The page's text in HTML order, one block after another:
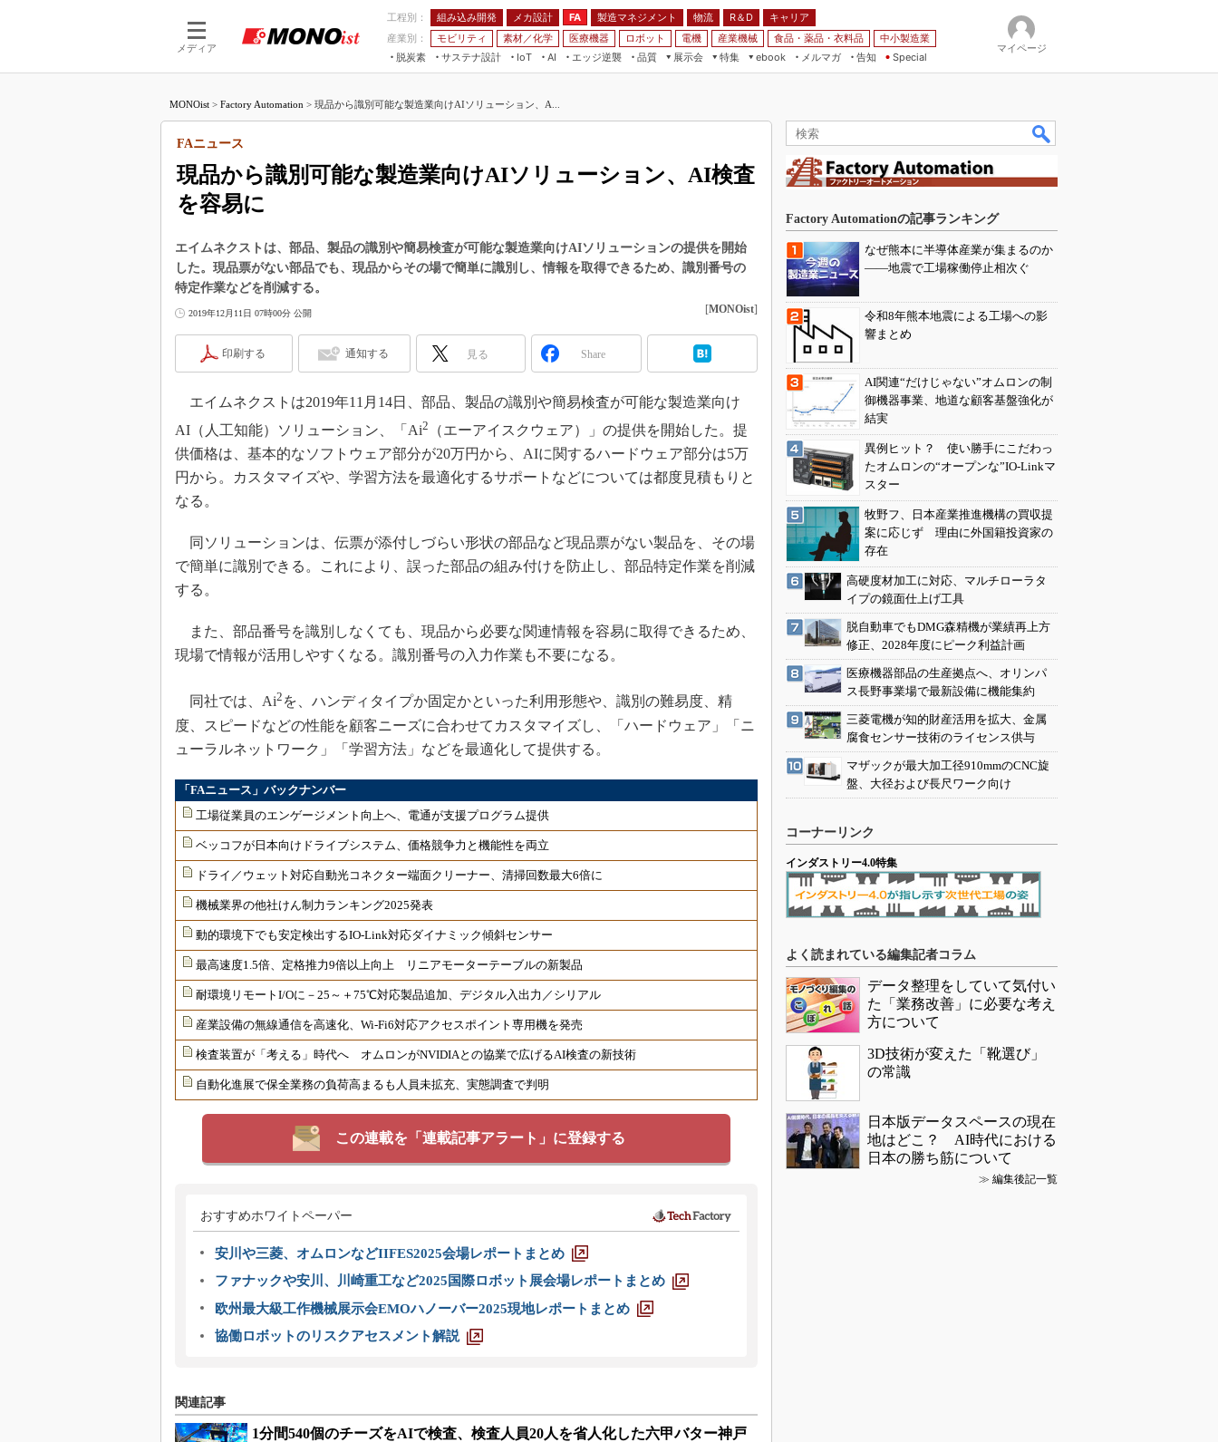
メディア
工程別： 組み込み開発 メカ設計 FA 製造マネジメント 物流 R＆D
キャリア
産業別：
モビリティ 素材／化学 医療機器 ロボット 電機 産業機械 食品・薬品・衣料品
中小製造業
脱炭素
サステナ設計
IoT
つながる工場
AI
AI×設備保全
エッジ逆襲 品質
展示会
JIMTOF
IIFES
TECHNO-FRONTIER
EdgeTech+
日本ものづくりワールド
AUTOMOTIVE WORLD
産業オープンネット展
特集
つながるクルマ
フィールドサービス
組み込み画像技術
組み込みモデリング
ISO26262
3Dプリンタ
デジタルツインとCAE
製造業ビッグデータ
知財マネジメント
海外生産
グローバル設計・開発
制御セキュリティ
新型コロナへの対応
ebook
メルマガ
告知 Special
マイページ
MONOist > Factory Automation > 現品から識別可能な製造業向けAIソリューション、A...
現品から識別可能な製造業向けAIソリューション、AI検査
を容易に
FAニュース
エイムネクストは、部品、製品の識別や簡易検査が可能な製造業向けAIソリューションの提供を開始
した。現品票がない部品でも、現品からその場で簡単に識別し、情報を取得できるため、識別番号の
特定作業などを削減する。
2019年12月11日 07時00分 公開 [MONOist]
印刷する 通知する 見る Share
エイムネクストは2019年11月14日、部品、製品の識別や簡易検査が可能な製造業向け
AI（人工知能）ソリューション、「Ai2
（エーアイスクウェア）」の提供を開始した。提
供価格は、基本的なソフトウェア部分が20万円から、AIに関するハードウェア部分は5万
円から。カスタマイズや、学習方法を最適化するサポートなどについては都度見積もりと
なる。
同ソリューションは、伝票が添付しづらい形状の部品など現品票がない製品を、その場
で簡単に識別できる。これにより、誤った部品の組み付けを防止し、部品特定作業を削減
する。
また、部品番号を識別しなくても、現品から必要な関連情報を容易に取得できるため、
現場で情報が活用しやすくなる。識別番号の入力作業も不要になる。
同社では、Ai2 を、ハンディタイプか固定かといった利用形態や、識別の難易度、精
度、スピードなどの性能を顧客ニーズに合わせてカスタマイズし、「ハードウェア」「ニ
ューラルネットワーク」「学習方法」などを最適化して提供する。
「FAニュース」バックナンバー
工場従業員のエンゲージメント向上へ、電通が支援プログラム提供
ベッコフが日本向けドライブシステム、価格競争力と機能性を両立
ドライ／ウェット対応自動光コネクター端面クリーナー、清掃回数最大6倍に
機械業界の他社けん制力ランキング2025発表
動的環境下でも安定検出するIO-Link対応ダイナミック傾斜センサー
最高速度1.5倍、定格推力9倍以上向上 リニアモーターテーブルの新製品
耐環境リモートI/Oに－25～＋75℃対応製品追加、デジタル入出力／シリアル
産業設備の無線通信を高速化、Wi-Fi6対応アクセスポイント専用機を発売
検査装置が「考える」時代へ オムロンがNVIDIAとの協業で広げるAI検査の新技術
自動化進展で保全業務の負荷高まるも人員未拡充、実態調査で判明
この連載を「連載記事アラート」に登録する
おすすめホワイトペーパー
安川や三菱、オムロンなどIIFES2025会場レポートまとめ
ファナックや安川、川崎重工など2025国際ロボット展会場レポートまとめ
欧州最大級工作機械展示会EMOハノーバー2025現地レポートまとめ
協働ロボットのリスクアセスメント解説
関連記事
1分間540個のチーズをAIで検査、検査人員20人を省人化した六甲バター神戸
Factory Automationの記事ランキング
なぜ熊本に半導体産業が集まるのか
――地震で工場稼働停止相次ぐ
令和8年熊本地震による工場への影
響まとめ
AI関連“だけじゃない”オムロンの制
御機器事業、地道な顧客基盤強化が
結実
異例ヒット？ 使い勝手にこだわっ
たオムロンの“オープンな”IO-Linkマ
スター
牧野フ、日本産業推進機構の買収提
案に応じず 理由に外国籍投資家の
存在
高硬度材加工に対応、マルチローラタ
イプの鏡面仕上げ工具
脱自動車でもDMG森精機が業績再上方
修正、2028年度にピーク利益計画
医療機器部品の生産拠点へ、オリンパ
ス長野事業場で最新設備に機能集約
三菱電機が知的財産活用を拡大、金属
腐食センサー技術のライセンス供与
マザックが最大加工径910mmのCNC旋
盤、大径および長尺ワーク向け
コーナーリンク
インダストリー4.0特集
よく読まれている編集記者コラム
データ整理をしていて気付い
た「業務改善」に必要な考え
方について
3D技術が変えた「靴選び」
の常識
日本版データスペースの現在
地はどこ？ AI時代における
日本の勝ち筋について
≫ 編集後記一覧